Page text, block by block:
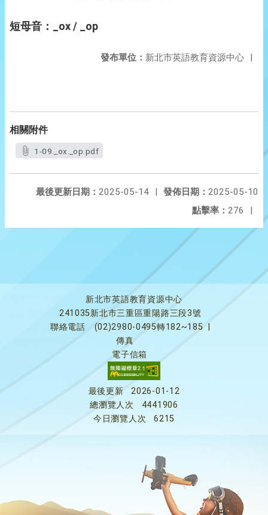
短母音：_ox / _op
發布單位： 新北市英語教育資源中心 |
相關附件
1-09._ox._op.pdf
發佈日期： 2025-05-10
最後更新日期： 2025-05-14
|
點擊率： 276 |
新北市英語教育資源中心
241035新北市三重區重陽路三段3號
聯絡電話
(02)2980-0495轉182~185
傳真
電子信箱
最後更新
2026-01-12
總瀏覽人次
4441906
今日瀏覽人次
6215